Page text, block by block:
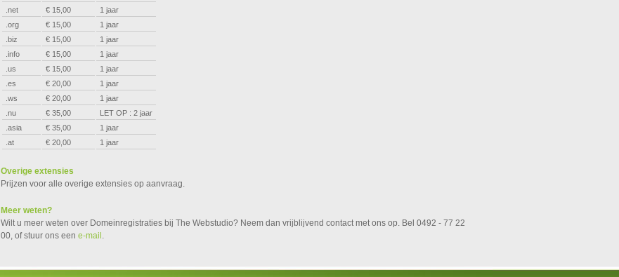
.net
€ 15,00
1 jaar
.org
€ 15,00
1 jaar
.biz
€ 15,00
1 jaar
.info
€ 15,00
1 jaar
.us
€ 15,00
1 jaar
.es
€ 20,00
1 jaar
.ws
€ 20,00
1 jaar
.nu
€ 35,00
LET OP : 2 jaar
.asia
€ 35,00
1 jaar
.at
€ 20,00 1 jaar
Overige extensies
Prijzen voor alle overige extensies op aanvraag.
Meer weten?
Wilt u meer weten over Domeinregistraties bij The Webstudio? Neem dan vrijblijvend contact met ons op. Bel 0492 - 77 22
00, of stuur ons een e-mail .